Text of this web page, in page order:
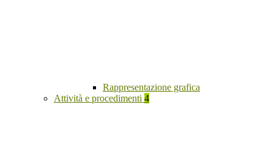
Rappresentazione grafica
Attività e procedimenti 4